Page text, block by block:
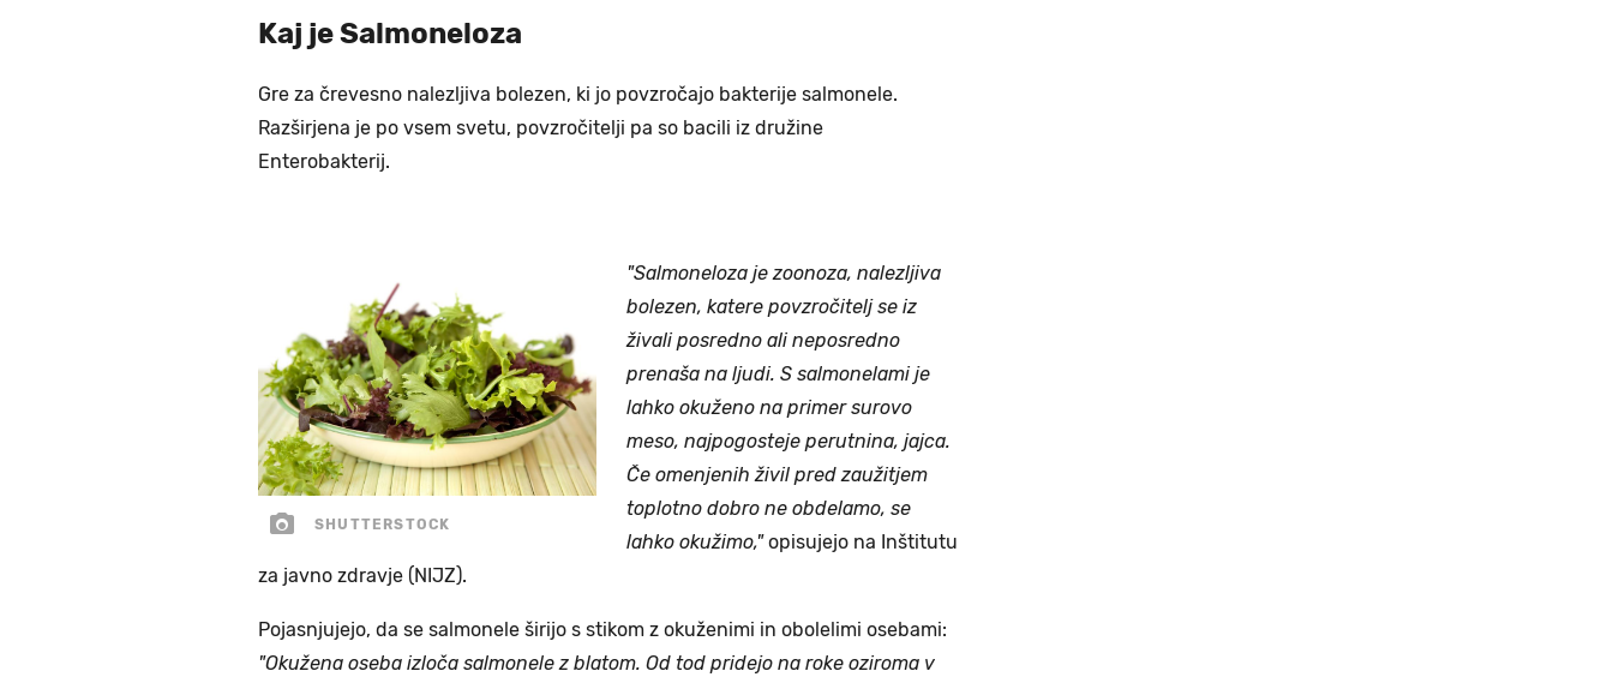
Kaj je Salmoneloza
Gre za črevesno nalezljiva bolezen, ki jo povzročajo bakterije salmonele.
Razširjena je po vsem svetu, povzročitelji pa so bacili iz družine
Enterobakterij.
SHUTTERSTOCK
"Salmoneloza je zoonoza, nalezljiva
bolezen, katere povzročitelj se iz
živali posredno ali neposredno
prenaša na ljudi. S salmonelami je
lahko okuženo na primer surovo
meso, najpogosteje perutnina, jajca.
Če omenjenih živil pred zaužitjem
toplotno dobro ne obdelamo, se
lahko okužimo,"opisujejo na Inštitutu
za javno zdravje (NIJZ).
Pojasnjujejo, da se salmonele širijo s stikom z okuženimi in obolelimi osebami:
"Okužena oseba izloča salmonele z blatom. Od tod pridejo na roke oziroma v